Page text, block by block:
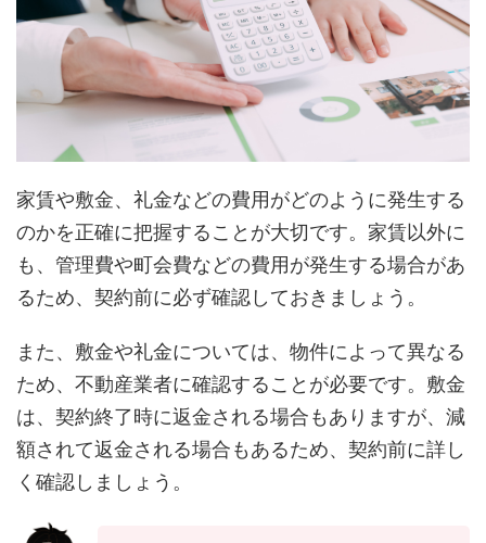
家賃や敷金、礼金などの費用がどのように発生する
のかを正確に把握することが大切です。家賃以外に
も、管理費や町会費などの費用が発生する場合があ
るため、契約前に必ず確認しておきましょう。
また、敷金や礼金については、物件によって異なる
ため、不動産業者に確認することが必要です。敷金
は、契約終了時に返金される場合もありますが、減
額されて返金される場合もあるため、契約前に詳し
く確認しましょう。